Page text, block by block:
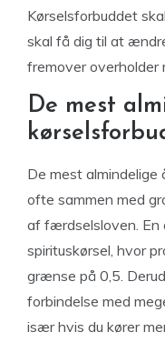
Kørselsforbuddet
skal få dig til at
fremover overholder
De mest
De mest
ofte sammen med
af færdselsloven. En
spirituskørsel, hvor
grænse på 0,5.
forbindelse med
især hvis du kører